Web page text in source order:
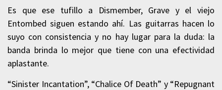
Es que ese tufillo a Dismember, Grave y el viejo
Entombed siguen estando ahí. Las guitarras hacen lo
suyo con consistencia y no hay lugar para la duda: la
banda brinda lo mejor que tiene con una efectividad
aplastante.
“Sinister Incantation”, “Chalice Of Death” y “Repugnant